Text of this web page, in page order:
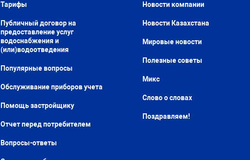
Тарифы
Публичный договор на
предоставление услуг
водоснабжения и
(или)водоотведения
Популярные вопросы
Обслуживание приборов учета
Помощь застройщику
Отчет перед потребителем
Вопросы-ответы
Новости компании
Новости Казахстана
Мировые новости
Полезные советы
Микс
Слово о словах
Поздравляем!